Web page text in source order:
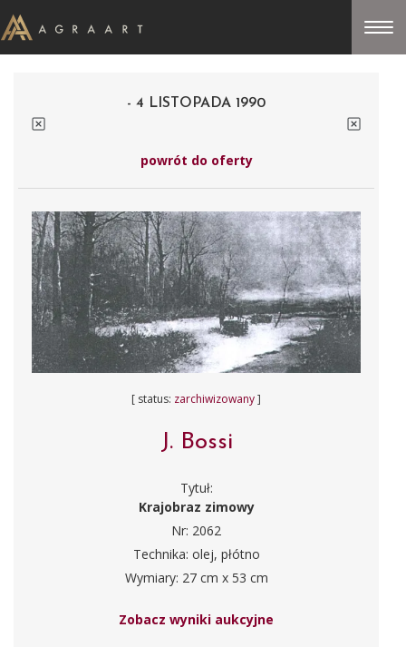
- 4 LISTOPADA 1990
powrót do oferty
[ status: zarchiwizowany]
J. Bossi
Tytuł:
Krajobraz zimowy
Nr: 2062
Technika: olej, płótno
Wymiary: 27 cm x 53 cm
Zobacz wyniki aukcyjne